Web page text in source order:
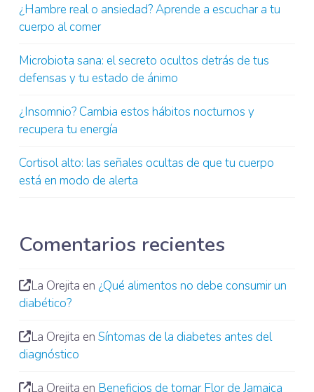
¿Hambre real o ansiedad? Aprende a escuchar a tu
cuerpo al comer
Microbiota sana: el secreto ocultos detrás de tus
defensas y tu estado de ánimo
¿Insomnio? Cambia estos hábitos nocturnos y
recupera tu energía
Cortisol alto: las señales ocultas de que tu cuerpo
está en modo de alerta
Comentarios recientes
La Orejita en ¿Qué alimentos no debe consumir un
diabético?
La Orejita en Síntomas de la diabetes antes del
diagnóstico
La Orejita en Beneficios de tomar Flor de Jamaica